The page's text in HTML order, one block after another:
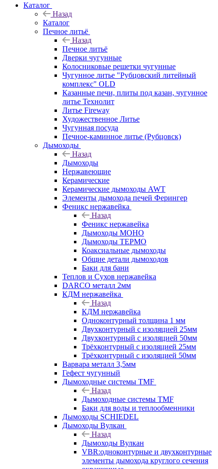
Каталог
Назад
Каталог
Печное литьё
Назад
Печное литьё
Дверки чугунные
Колосниковые решетки чугунные
Чугунное литье "Рубцовский литейный
комплекс" OLD
Казанные печи, плиты под казан, чугунное
литье Технолит
Литье Fireway
Художественное Литье
Чугунная посуда
Печное-каминное литье (Рубцовск)
Дымоходы
Назад
Дымоходы
Нержавеющие
Керамические
Керамические дымоходы AWT
Элементы дымохода печей Ферингер
Феникс нержавейка
Назад
Феникс нержавейка
Дымоходы МОНО
Дымоходы ТЕРМО
Коаксиальные дымоходы
Общие детали дымоходов
Баки для бани
Теплов и Сухов нержавейка
DARCO металл 2мм
КДМ нержавейка
Назад
КДМ нержавейка
Одноконтурный толщина 1 мм
Двухконтурный с изоляцией 25мм
Двухконтурный с изоляцией 50мм
Трёхконтурный с изоляцией 25мм
Трёхконтурный с изоляцией 50мм
Варвара металл 3,5мм
Гефест чугунный
Дымоходные системы TMF
Назад
Дымоходные системы TMF
Баки для воды и теплообменники
Дымоходы SCHIEDEL
Дымоходы Вулкан
Назад
Дымоходы Вулкан
VBR:одноконтурные и двухконтурные
элементы дымохода круглого сечения